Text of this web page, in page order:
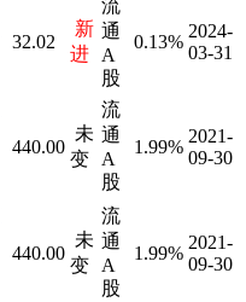
32.02
新
进
流
通
A
股
0.13%
2024-
03-31
440.00
未
变
流
通
A
股
1.99%
2021-
09-30
440.00
未
变
流
通
A
股
1.99%
2021-
09-30